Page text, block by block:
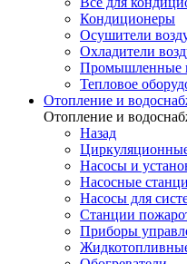
Кондиционеры
Осушители
Охладители
Промышленные
Тепловое
Отопление и
Отопление и
Назад
Насосы и
Насосные
Насосы для
Станции
Приборы